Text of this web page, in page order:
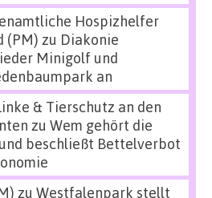
Hospizhelfer
(PM) zu Diakonie
Minigolf und
an
& Tierschutz an den
zu Wem gehört die
beschließt Bettelverbot
zu Westfalenpark stellt